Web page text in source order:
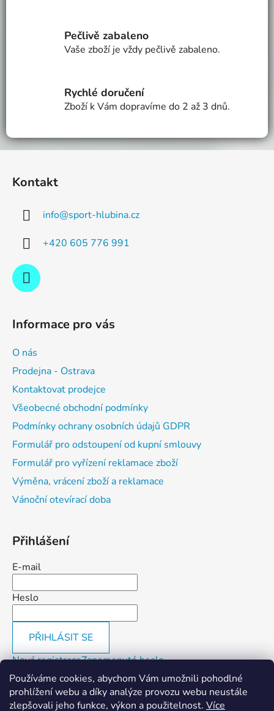
Používáme cookies, abychom Vám umožnili pohodlné
prohlížení webu a díky analýze provozu webu neustále
zlepšovali jeho funkce, výkon a použitelnost. Více
Pečlivě zabaleno
Vaše zboží je vždy pečlivě zabaleno.
Rychlé doručení
Zboží k Vám dopravíme do 2 až 3 dnů.
Kontakt
info@sport-hlubina.cz
+420 605 776 991
Informace pro vás
O nás
Prodejna - Ostrava
Kontaktovat prodejce
Všeobecné obchodní podmínky
Podmínky ochrany osobních údajů GDPR
Formulář pro odstoupení od kupní smlouvy
Formulář pro vyřízení reklamace zboží
Výměna, vrácení zboží a reklamace
Vánoční otevírací doba
Přihlášení
E-mail
Heslo
PŘIHLÁSIT SE
Nová registraceZapomenuté heslo
Facebook